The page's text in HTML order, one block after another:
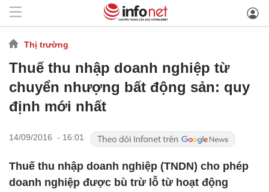
Thị trường
Thuế thu nhập doanh nghiệp từ
chuyển nhượng bất động sản: quy
định mới nhất
14/09/2016 - 16:01
Thuế thu nhập doanh nghiệp (TNDN) cho phép
doanh nghiệp được bù trừ lỗ từ hoạt động